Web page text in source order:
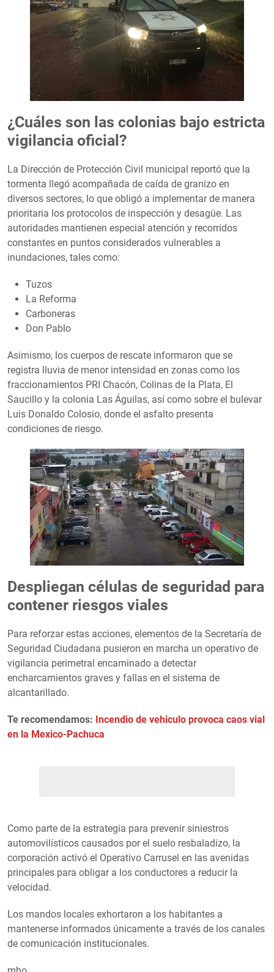
¿Cuáles son las colonias bajo estricta
vigilancia oficial?
La Dirección de Protección Civil municipal reportó que la
tormenta llegó acompañada de caída de granizo en
diversos sectores, lo que obligó a implementar de manera
prioritaria los protocolos de inspección y desagüe. Las
autoridades mantienen especial atención y recorridos
constantes en puntos considerados vulnerables a
inundaciones, tales como:
Tuzos
La Reforma
Carboneras
Don Pablo
Asimismo, los cuerpos de rescate informaron que se
registra lluvia de menor intensidad en zonas como los
fraccionamientos PRI Chacón, Colinas de la Plata, El
Saucillo y la colonia Las Águilas, así como sobre el bulevar
Luis Donaldo Colosio, donde el asfalto presenta
condiciones de riesgo.
Despliegan células de seguridad para
contener riesgos viales
Para reforzar estas acciones, elementos de la Secretaría de
Seguridad Ciudadana pusieron en marcha un operativo de
vigilancia perimetral encaminado a detectar
encharcamientos graves y fallas en el sistema de
alcantarillado.
Te recomendamos: Incendio de vehiculo provoca caos vial
en la Mexico-Pachuca
Como parte de la estrategia para prevenir siniestros
automovilísticos causados por el suelo resbaladizo, la
corporación activó el Operativo Carrusel en las avenidas
principales para obligar a los conductores a reducir la
velocidad.
Los mandos locales exhortaron a los habitantes a
mantenerse informados únicamente a través de los canales
de comunicación institucionales.